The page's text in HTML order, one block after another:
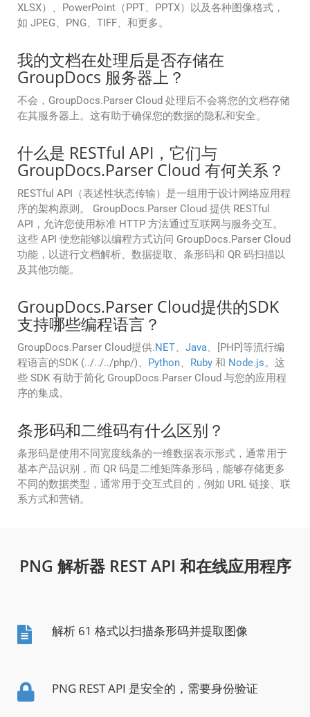
XLSX）、PowerPoint（PPT、PPTX）以及各种图像格式，
如 JPEG、PNG、TIFF、和更多。
我的文档在处理后是否存储在
GroupDocs 服务器上？
不会，GroupDocs.Parser Cloud 处理后不会将您的文档存储
在其服务器上。这有助于确保您的数据的隐私和安全。
什么是 RESTful API，它们与
GroupDocs.Parser Cloud 有何关系？
RESTful API（表述性状态传输）是一组用于设计网络应用程
序的架构原则。 GroupDocs.Parser Cloud 提供 RESTful
API，允许您使用标准 HTTP 方法通过互联网与服务交互。
这些 API 使您能够以编程方式访问 GroupDocs.Parser Cloud
功能，以进行文档解析、数据提取、条形码和 QR 码扫描以
及其他功能。
GroupDocs.Parser Cloud提供的SDK
支持哪些编程语言？
GroupDocs.Parser Cloud提供.NET、 Java、[PHP]等流行编
程语言的SDK (../../../php/)、 Python、 Ruby 和 Node.js。这
些 SDK 有助于简化 GroupDocs.Parser Cloud 与您的应用程
序的集成。
条形码和二维码有什么区别？
条形码是使用不同宽度线条的一维数据表示形式，通常用于
基本产品识别，而 QR 码是二维矩阵条形码，能够存储更多
不同的数据类型，通常用于交互式目的，例如 URL 链接、联
系方式和营销。
PNG 解析器 REST API 和在线应用程序
解析 61 格式以扫描条形码并提取图像
PNG REST API 是安全的，需要身份验证